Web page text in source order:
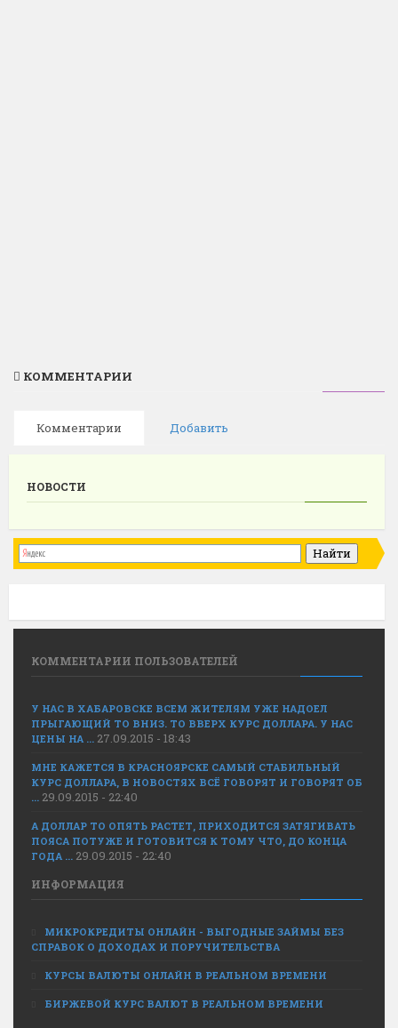
КОММЕНТАРИИ
Комментарии Добавить
НОВОСТИ
КОММЕНТАРИИ ПОЛЬЗОВАТЕЛЕЙ
У НАС В ХАБАРОВСКЕ ВСЕМ ЖИТЕЛЯМ УЖЕ НАДОЕЛ
ПРЫГАЮЩИЙ ТО ВНИЗ. ТО ВВЕРХ КУРС ДОЛЛАРА. У НАС
ЦЕНЫ НА ... 27.09.2015 - 18:43
МНЕ КАЖЕТСЯ В КРАСНОЯРСКЕ САМЫЙ СТАБИЛЬНЫЙ
КУРС ДОЛЛАРА, В НОВОСТЯХ ВСЁ ГОВОРЯТ И ГОВОРЯТ ОБ
... 29.09.2015 - 22:40
А ДОЛЛАР ТО ОПЯТЬ РАСТЕТ, ПРИХОДИТСЯ ЗАТЯГИВАТЬ
ПОЯСА ПОТУЖЕ И ГОТОВИТСЯ К ТОМУ ЧТО, ДО КОНЦА
ГОДА ... 29.09.2015 - 22:40
ИНФОРМАЦИЯ
МИКРОКРЕДИТЫ ОНЛАЙН - ВЫГОДНЫЕ ЗАЙМЫ БЕЗ
СПРАВОК О ДОХОДАХ И ПОРУЧИТЕЛЬСТВА
КУРСЫ ВАЛЮТЫ ОНЛАЙН В РЕАЛЬНОМ ВРЕМЕНИ
БИРЖЕВОЙ КУРС ВАЛЮТ В РЕАЛЬНОМ ВРЕМЕНИ